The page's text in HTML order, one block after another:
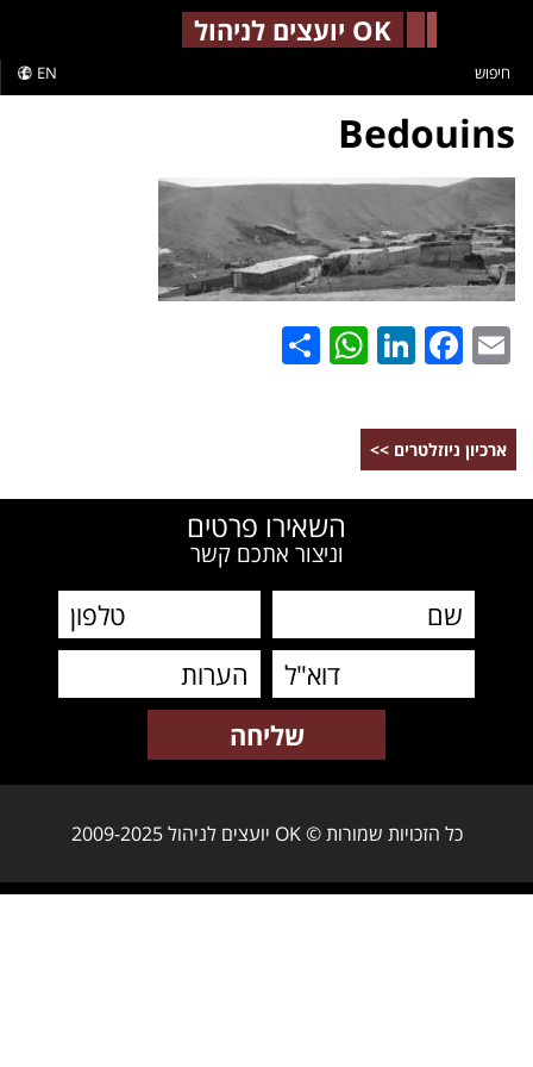
OK יועצים לניהול
EN חיפוש
Email
Facebook
LinkedIn
WhatsApp
ארכיון ניוזלטרים >>
השאירו פרטים
וניצור אתכם קשר
כל הזכויות שמורות © OK יועצים לניהול 2009-2025